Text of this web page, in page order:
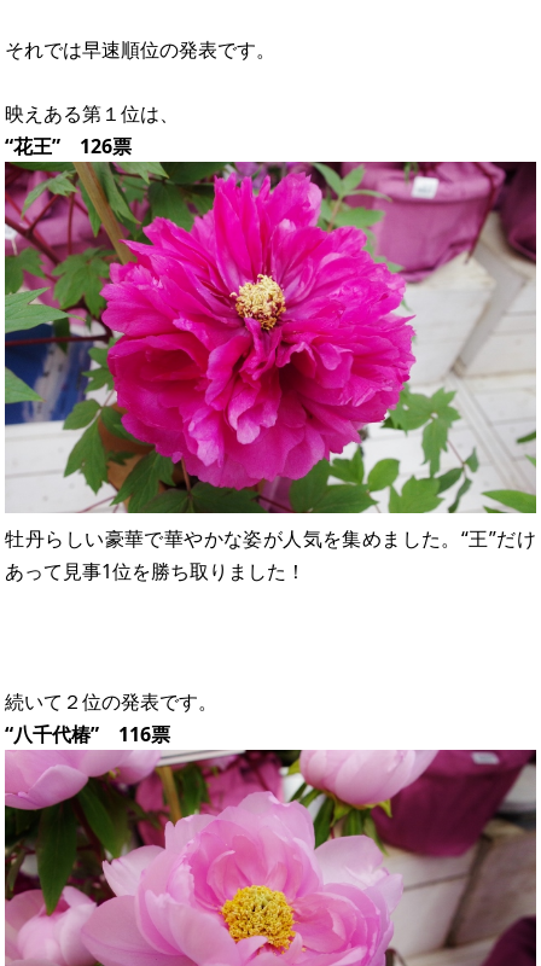
それでは早速順位の発表です。
映えある第１位は、
“花王” 126票
牡丹らしい豪華で華やかな姿が人気を集めました。“王”だけ
あって見事1位を勝ち取りました！
続いて２位の発表です。
“八千代椿” 116票